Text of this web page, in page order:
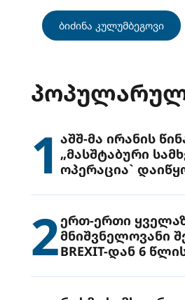
ბიძინა კულუმბეგოვი
1 აშშ-მა ირანის
„მასშტაბური
ოპერაცია`
2ერთ-ერთი
მნიშვნელოვანი
BREXIT-დან 6